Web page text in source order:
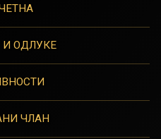
И ОДЛУКЕ
ЧЛАН